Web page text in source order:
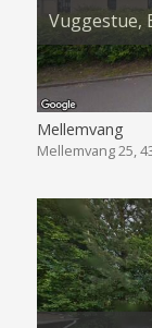
Vuggestue,
Mellemvang
Mellemvang 25,